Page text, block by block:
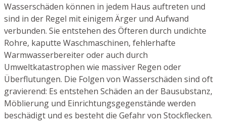
Wasserschäden können in jedem Haus auftreten und
sind in der Regel mit einigem Ärger und Aufwand
verbunden. Sie entstehen des Öfteren durch undichte
Rohre, kaputte Waschmaschinen, fehlerhafte
Warmwasserbereiter oder auch durch
Umweltkatastrophen wie massiver Regen oder
Überflutungen. Die Folgen von Wasserschäden sind oft
gravierend: Es entstehen Schäden an der Bausubstanz,
Möblierung und Einrichtungsgegenstände werden
beschädigt und es besteht die Gefahr von Stockflecken.